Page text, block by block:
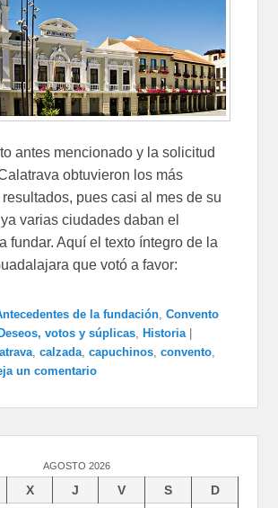
antes mencionado y la solicitud
obtuvieron los más
pues casi al mes de su
varias ciudades daban el
fundar. Aquí el texto íntegro de la
que votó a favor:
de la fundación,Convento
Deseos, votos y súplicas, Historia
,calzada,capuchinos,convento,
un comentario
AGOSTO 2026
X J V S
D